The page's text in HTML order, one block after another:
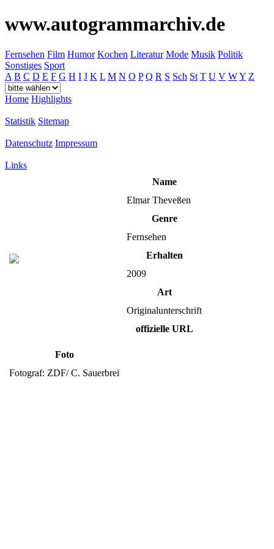
www.autogrammarchiv.de
Fernsehen Film Humor Kochen Literatur Mode Musik Politik
Sonstiges Sport
A B C D E F G H I J K L M N O P Q R S Sch St T U V WY Z
Home Highlights
Statistik Sitemap
Datenschutz Impressum
Links
Name
Elmar Theveßen
Genre
Fernsehen
Erhalten
2009
Art
Originalunterschrift
offizielle URL
Foto
Fotograf: ZDF/ C. Sauerbrei